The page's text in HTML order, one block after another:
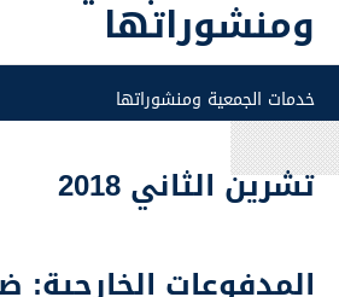
ومنشوراتها
تشرين الثاني 2018
المدفوعات الخارجية: